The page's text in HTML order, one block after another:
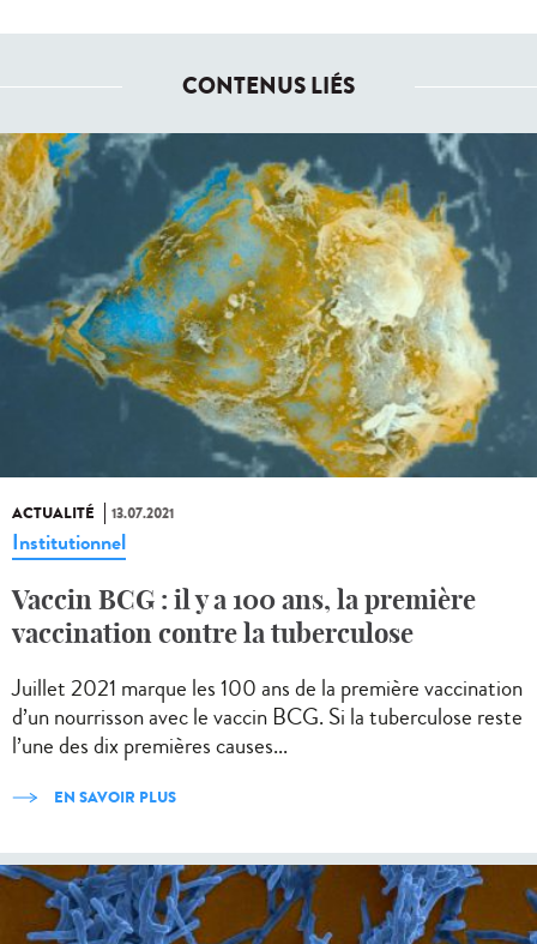
CONTENUS LIÉS
ACTUALITÉ 13.07.2021
Institutionnel
Vaccin BCG : il y a 100 ans, la première
vaccination contre la tuberculose
Juillet 2021 marque les 100 ans de la première vaccination
d’un nourrisson avec le vaccin BCG. Si la tuberculose reste
l’une des dix premières causes...
EN SAVOIR PLUS